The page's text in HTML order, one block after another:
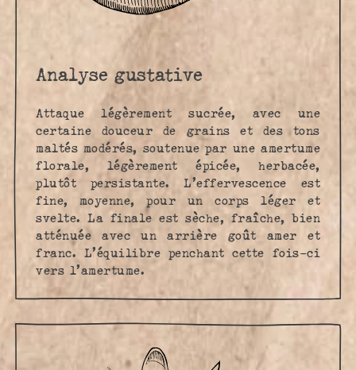
Analyse gustative
Attaque légèrement sucrée, avec une
certaine douceur de grains et des tons
maltés modérés, soutenue par une amertume
florale, légèrement épicée, herbacée,
plutôt persistante. L’effervescence est
fine, moyenne, pour un corps léger et
svelte. La finale est sèche, fraîche, bien
atténuée avec un arrière goût amer et
franc. L’équilibre penchant cette fois-ci
vers l’amertume.